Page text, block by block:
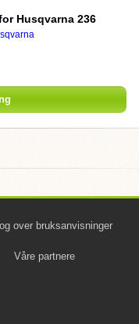
Husqvarna 236
over bruksanvisninger
Våre partnere